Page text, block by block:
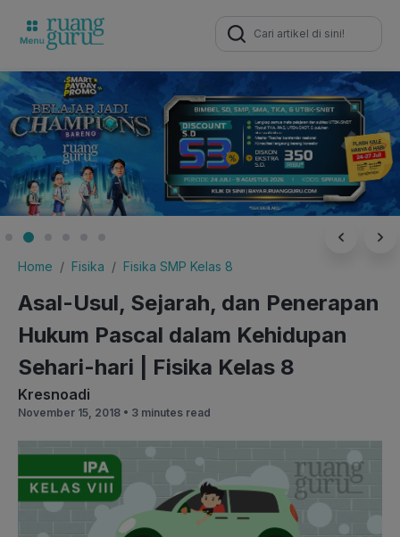
Search
for:
Home Fisika Fisika SMP Kelas 8
Asal-Usul, Sejarah, dan Penerapan
Hukum Pascal dalam Kehidupan
Sehari-hari | Fisika Kelas 8
Kresnoadi
November 15, 2018 • 3 minutes read